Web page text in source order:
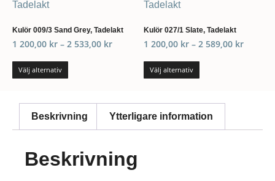
Kulör 009/3 Sand Grey, Tadelakt
1 200,00 kr – 2 533,00 kr
Välj alternativ
Kulör 027/1 Slate, Tadelakt
1 200,00 kr – 2 589,00 kr
Välj alternativ
Beskrivning Ytterligare information
Beskrivning